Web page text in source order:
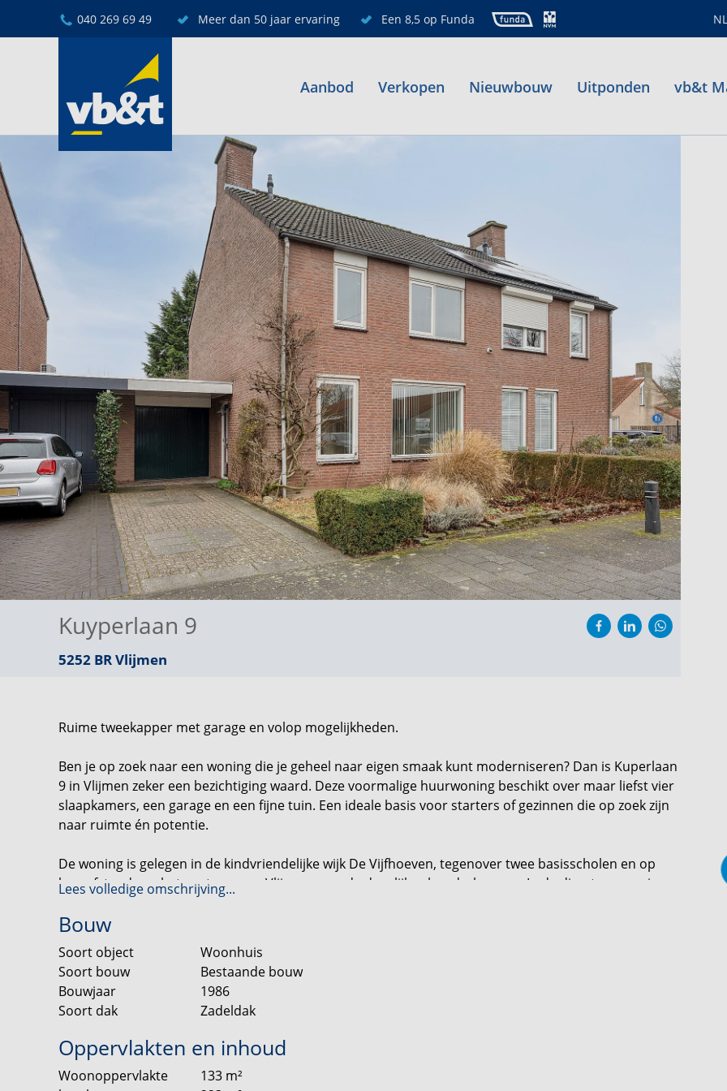
040 269 69 49 Meer dan 50 jaar ervaring Een 8,5 op Funda NL
Aanbod Verkopen Nieuwbouw Uitponden vb&t
Kuyperlaan 9
5252 BRVlijmen
Ruime tweekapper met garage en volop mogelijkheden.
Ben je op zoek naar een woning die je geheel naar eigen smaak kunt moderniseren? Dan is Kuperlaan
9 in Vlijmen zeker een bezichtiging waard. Deze voormalige huurwoning beschikt over maar liefst vier
slaapkamers, een garage en een fijne tuin. Een ideale basis voor starters of gezinnen die op zoek zijn
naar ruimte én potentie.
De woning is gelegen in de kindvriendelijke wijk De Vijfhoeven, tegenover twee basisscholen en op
loopafstand van het centrum van Vlijmen voor de dagelijkse boodschappen. In de directe omgeving
vind je diverse speeltuintjes, sportverenigingen en kinderopvang. Daarnaast bereik je binnen enkele
minuten de uitvalswegen richting ’s-Hertogenbosch en Waalwijk.
Begane grond
Op de oprit is ruimte voor minimaal 1 auto en ook in de straat zijn voldoende parkeermogelijkheden.
Via de oprit bereik je de garage en de voordeur van de woning.
In de hal bevinden zich de meterkast, het toilet en de trapopgang naar de eerste verdieping. Vanuit
hier loop je door naar de woonkamer. De doorzonwoonkamer biedt aan de voorzijde ruimte voor een
comfortabele zithoek en aan de achterzijde plaats voor een eettafel met zicht op de tuin. De keuken is
Lees volledige omschrijving...
Bouw
Soort object
Woonhuis
Soort bouw
Bestaande bouw
Bouwjaar
1986
Soort dak
Zadeldak
Oppervlakten en inhoud
Woonoppervlakte 133 m²